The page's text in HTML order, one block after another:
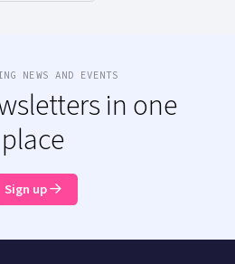
NEWS AND EVENTS
in one
place
Sign up